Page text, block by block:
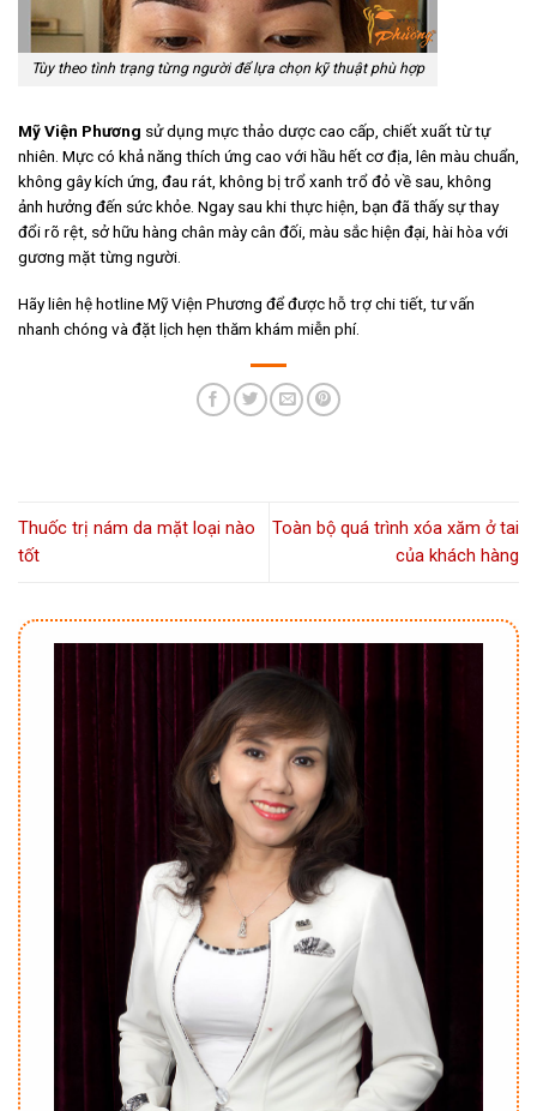
Tùy theo tình trạng từng người để lựa chọn kỹ thuật phù hợp
Mỹ Viện Phương sử dụng mực thảo dược cao cấp, chiết xuất từ tự
nhiên. Mực có khả năng thích ứng cao với hầu hết cơ địa, lên màu chuẩn,
không gây kích ứng, đau rát, không bị trổ xanh trổ đỏ về sau, không
ảnh hưởng đến sức khỏe. Ngay sau khi thực hiện, bạn đã thấy sự thay
đổi rõ rệt, sở hữu hàng chân mày cân đối, màu sắc hiện đại, hài hòa với
gương mặt từng người.
Hãy liên hệ hotline Mỹ Viện Phương để được hỗ trợ chi tiết, tư vấn
nhanh chóng và đặt lịch hẹn thăm khám miễn phí.
Thuốc trị nám da mặt loại nào
tốt
Toàn bộ quá trình xóa xăm ở tai
của khách hàng